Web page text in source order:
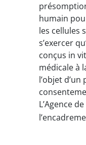
humain
les cellules
s’exercer
conçus in
médicale à
l’objet
L’Agence